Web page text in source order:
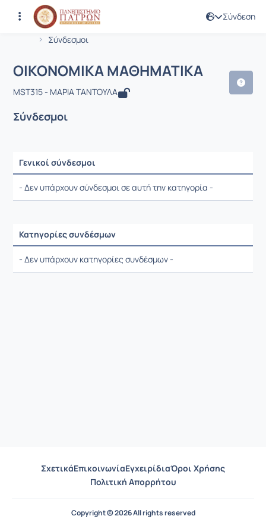
Σύνδεση
Αρχική Σελίδα
Σύνδεσμοι
Μάθημα : ΟΙΚΟΝΟΜΙΚΑ ΜΑΘΗΜΑΤΙΚΑ
Κωδικός : MST315
ΟΙΚΟΝΟΜΙΚΑ ΜΑΘΗΜΑΤΙΚΑ
MST315 - ΜΑΡΙΑ ΤΑΝΤΟΥΛΑ
Σύνδεσμοι
Γενικοί σύνδεσμοι
Ρυθμίσεις επιλογής / Αποτελέσματα
- Δεν υπάρχουν σύνδεσμοι σε αυτή την κατηγορία -
Κατηγορίες συνδέσμων
Ρυθμίσεις επιλογής / Αποτελέσματα
- Δεν υπάρχουν κατηγορίες συνδέσμων -
ΣχετικάΕπικοινωνίαΕγχειρίδιαΌροι Χρήσης
Πολιτική Απορρήτου
Copyright © 2026 All rights reserved